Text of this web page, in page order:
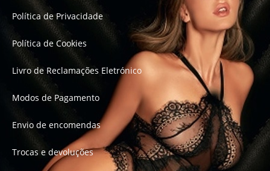
Política de Privacidade
Política de Cookies
Livro de Reclamações Eletrónico
Modos de Pagamento
Envio de encomendas
Trocas e devoluções